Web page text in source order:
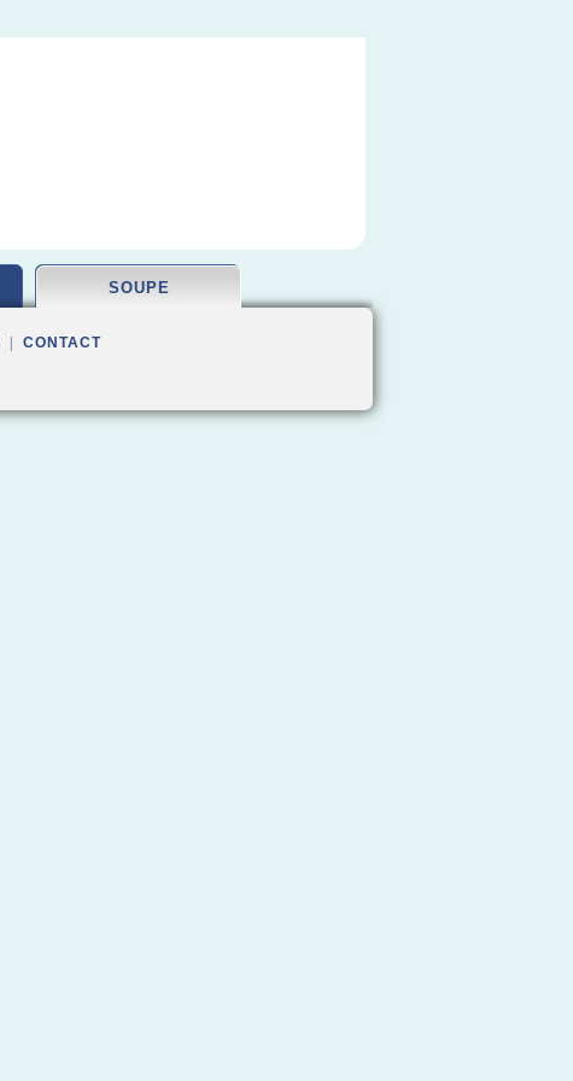
SOUPE
CONTACT